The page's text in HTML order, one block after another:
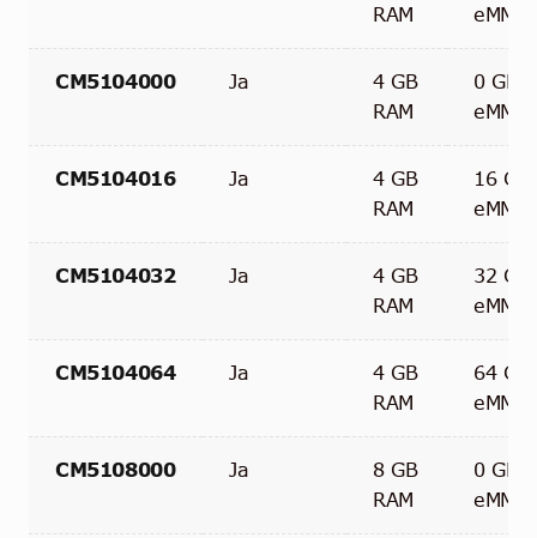
RAM
eMMC
CM5104000 Ja
4 GB
RAM
0 GB
eMMC
CM5104016 Ja
4 GB
RAM
16 GB
eMMC
CM5104032 Ja
4 GB
RAM
32 GB
eMMC
CM5104064 Ja
4 GB
RAM
64 GB
eMMC
CM5108000 Ja
8 GB
RAM
0 GB
eMMC